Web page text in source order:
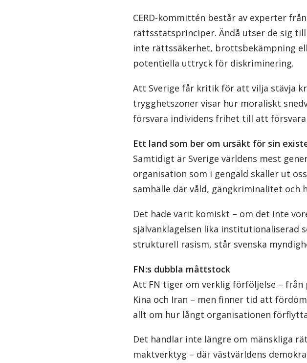
CERD-kommittén består av experter
rättsstatsprinciper. Ändå utser de sig
inte rättssäkerhet, brottsbekämpning
potentiella uttryck för diskriminering.
Att Sverige får kritik för att vilja stävja
trygghetszoner visar hur moraliskt
försvara individens frihet till att
Ett land som ber om ursäkt för sin
Samtidigt är Sverige världens mest
organisation som i gengäld skäller ut
samhälle där våld, gängkriminalitet och
Det hade varit komiskt – om det inte
självanklagelsen lika institutionaliserad
strukturell rasism, står svenska
FN:s dubbla måttstock
Att FN tiger om verklig förföljelse –
Kina och Iran – men finner tid att
allt om hur långt organisationen
Det handlar inte längre om mänskliga
maktverktyg – där västvärldens